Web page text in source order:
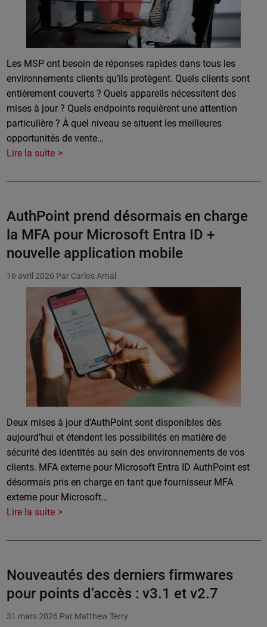
Les MSP ont besoin de réponses rapides dans tous les
environnements clients qu’ils protègent. Quels clients sont
entièrement couverts ? Quels appareils nécessitent des
mises à jour ? Quels endpoints requièrent une attention
particulière ? À quel niveau se situent les meilleures
opportunités de vente…
Lire la suite
AuthPoint prend désormais en charge
la MFA pour Microsoft Entra ID +
nouvelle application mobile
16 avril 2026 Par Carlos Arnal
Deux mises à jour d’AuthPoint sont disponibles dès
aujourd’hui et étendent les possibilités en matière de
sécurité des identités au sein des environnements de vos
clients. MFA externe pour Microsoft Entra ID AuthPoint est
désormais pris en charge en tant que fournisseur MFA
externe pour Microsoft…
Lire la suite
Nouveautés des derniers firmwares
pour points d’accès : v3.1 et v2.7
31 mars 2026 Par Matthew Terry